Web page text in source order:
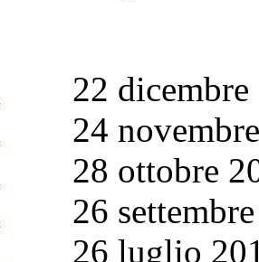
22 dicembre
24 novembre
28 ottobre
26 settembre
26 luglio